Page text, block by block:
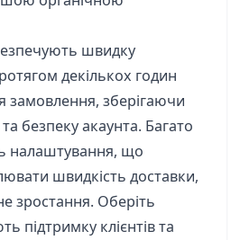
швидку
декількох годин
замовлення, зберігаючи
безпеку акаунта. Багато
налаштування, що
швидкість доставки,
зростання. Оберіть
підтримку клієнтів та